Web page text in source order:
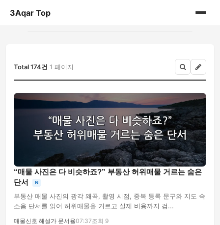
3Aqar Top
게시판
Total 174건 1 페이지
“매물 사진은 다 비슷하죠?” 부동산 허위매물 거르는 숨은
단서
N
부동산 매물 사진의 광각 왜곡, 촬영 시점, 중복 등록 문구와 지도 속
소음 단서를 읽어 허위매물을 거르고 실제 비용까지 검...
매물신호 해설가 문서율07:37조회 9